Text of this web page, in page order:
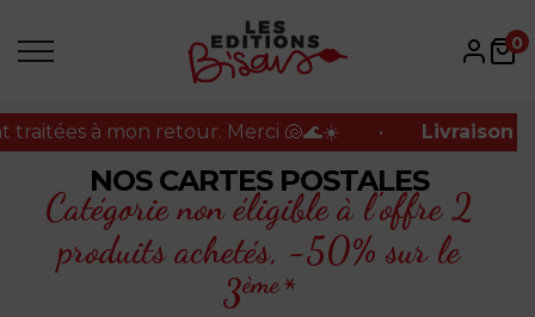
à mon retour. Merci 🐚🌊☀️
à mon retour. Merci 🐚🌊☀️ • Livraison
0
NOS CARTES POSTALES
Catégorie non éligible à l'offre 2
produits achetés, -50% sur le
3ème*